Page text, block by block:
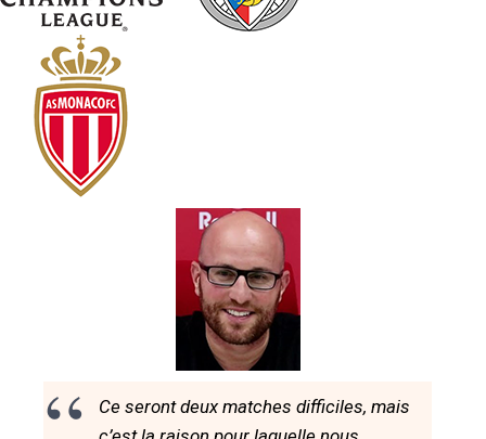
Ce seront deux matches difficiles, mais